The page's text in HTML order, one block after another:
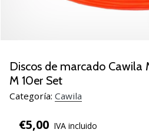
Navidad
para
jugadores
de
¡Nuestros
Discos de marcado Cawila
M 10er Set
Categoría: Cawila
€5,00 IVA incluido